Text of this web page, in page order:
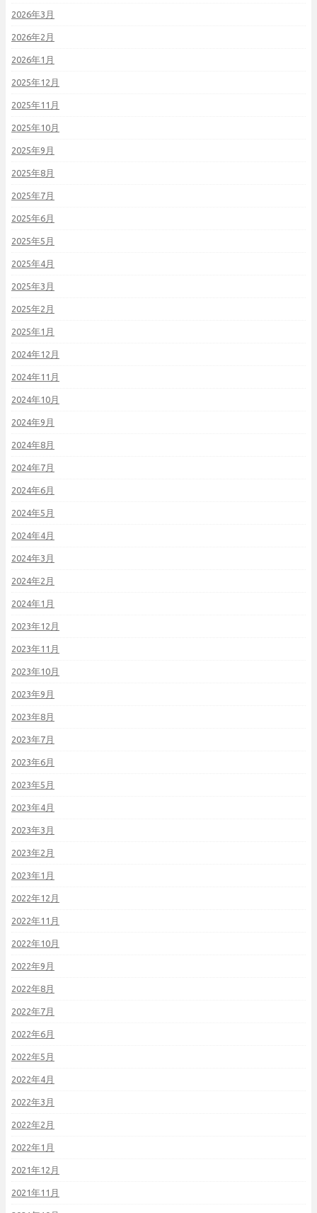
2026年3月
2026年2月
2026年1月
2025年12月
2025年11月
2025年10月
2025年9月
2025年8月
2025年7月
2025年6月
2025年5月
2025年4月
2025年3月
2025年2月
2025年1月
2024年12月
2024年11月
2024年10月
2024年9月
2024年8月
2024年7月
2024年6月
2024年5月
2024年4月
2024年3月
2024年2月
2024年1月
2023年12月
2023年11月
2023年10月
2023年9月
2023年8月
2023年7月
2023年6月
2023年5月
2023年4月
2023年3月
2023年2月
2023年1月
2022年12月
2022年11月
2022年10月
2022年9月
2022年8月
2022年7月
2022年6月
2022年5月
2022年4月
2022年3月
2022年2月
2022年1月
2021年12月
2021年11月